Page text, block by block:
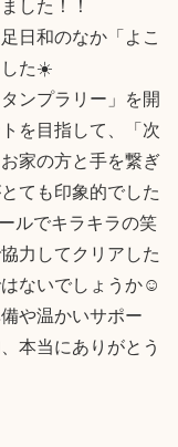
した！！
日和のなか「よこ
した☀️
ンプラリー」を開
を目指して、「次
家の方と手を繋ぎ
ても印象的でした
ルでキラキラの笑
力してクリアした
ないでしょうか☺️
や温かいサポー
本当にありがとう